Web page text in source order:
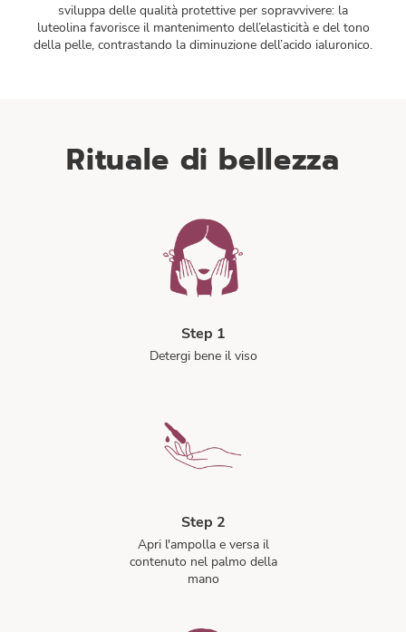
sviluppa delle qualità protettive per sopravvivere: la
luteolina favorisce il mantenimento dell’elasticità e del tono
della pelle, contrastando la diminuzione dell’acido ialuronico.
Rituale di bellezza
Step 1
Detergi bene il viso
Step 2
Apri l'ampolla e versa il
contenuto nel palmo della
mano